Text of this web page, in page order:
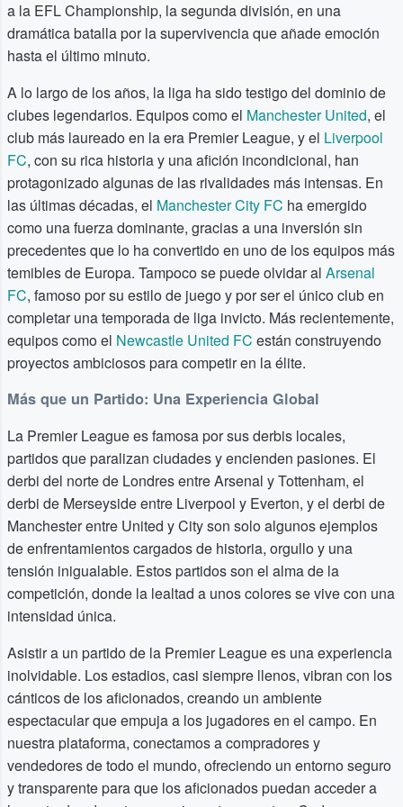
a la EFL Championship, la segunda división, en una
dramática batalla por la supervivencia que añade emoción
hasta el último minuto.
A lo largo de los años, la liga ha sido testigo del dominio de
clubes legendarios. Equipos como el Manchester United, el
club más laureado en la era Premier League, y el Liverpool
FC, con su rica historia y una afición incondicional, han
protagonizado algunas de las rivalidades más intensas. En
las últimas décadas, el Manchester City FC ha emergido
como una fuerza dominante, gracias a una inversión sin
precedentes que lo ha convertido en uno de los equipos más
temibles de Europa. Tampoco se puede olvidar al Arsenal
FC, famoso por su estilo de juego y por ser el único club en
completar una temporada de liga invicto. Más recientemente,
equipos como el Newcastle United FC están construyendo
proyectos ambiciosos para competir en la élite.
Más que un Partido: Una Experiencia Global
La Premier League es famosa por sus derbis locales,
partidos que paralizan ciudades y encienden pasiones. El
derbi del norte de Londres entre Arsenal y Tottenham, el
derbi de Merseyside entre Liverpool y Everton, y el derbi de
Manchester entre United y City son solo algunos ejemplos
de enfrentamientos cargados de historia, orgullo y una
tensión inigualable. Estos partidos son el alma de la
competición, donde la lealtad a unos colores se vive con una
intensidad única.
Asistir a un partido de la Premier League es una experiencia
inolvidable. Los estadios, casi siempre llenos, vibran con los
cánticos de los aficionados, creando un ambiente
espectacular que empuja a los jugadores en el campo. En
nuestra plataforma, conectamos a compradores y
vendedores de todo el mundo, ofreciendo un entorno seguro
y transparente para que los aficionados puedan acceder a